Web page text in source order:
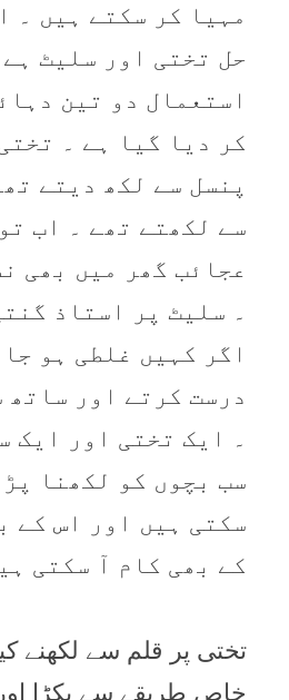
مہيا کر سکتے ہيں ۔
حل تختی اور سليٹ ہے
استعمال دو تين
کر ديا گيا ہے ۔
پنسل سے لکھ ديتے
سے لکھتے تھے ۔ اب
عجائب گھر ميں بھی
۔ سليٹ پر استاذ
اگر کہيں غلطی ہو
درست کرتے اور ساتھ
۔ ايک تختی اور ايک
سب بچوں کو لکھنا
سکتی ہيں اور اس کے
کے بھی کام آ سکتی
تختی پر قلم سے لکھنے
خاص طريقے سے پکڑا اور